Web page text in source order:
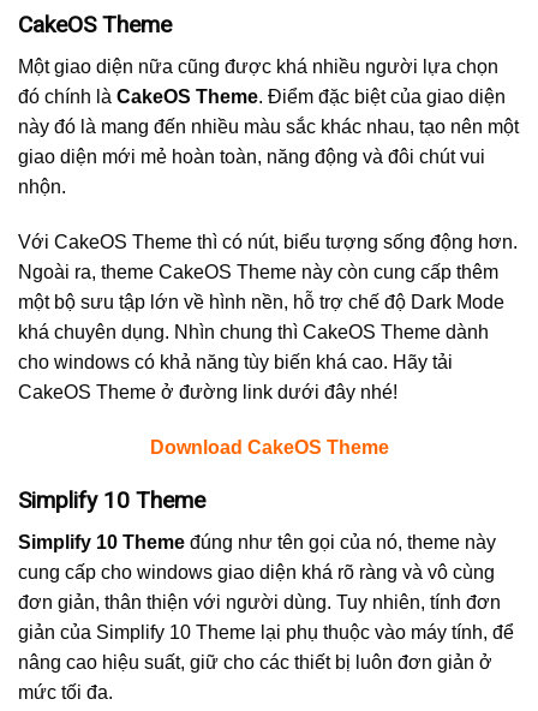
CakeOS Theme
Một giao diện nữa cũng được khá nhiều người lựa chọn
đó chính là CakeOS Theme. Điểm đặc biệt của giao diện
này đó là mang đến nhiều màu sắc khác nhau, tạo nên một
giao diện mới mẻ hoàn toàn, năng động và đôi chút vui
nhộn.
Với CakeOS Theme thì có nút, biểu tượng sống động hơn.
Ngoài ra, theme CakeOS Theme này còn cung cấp thêm
một bộ sưu tập lớn về hình nền, hỗ trợ chế độ Dark Mode
khá chuyên dụng. Nhìn chung thì CakeOS Theme dành
cho windows có khả năng tùy biến khá cao. Hãy tải
CakeOS Theme ở đường link dưới đây nhé!
Download CakeOS Theme
Simplify 10 Theme
Simplify 10 Theme đúng như tên gọi của nó, theme này
cung cấp cho windows giao diện khá rõ ràng và vô cùng
đơn giản, thân thiện với người dùng. Tuy nhiên, tính đơn
giản của Simplify 10 Theme lại phụ thuộc vào máy tính, để
nâng cao hiệu suất, giữ cho các thiết bị luôn đơn giản ở
mức tối đa.